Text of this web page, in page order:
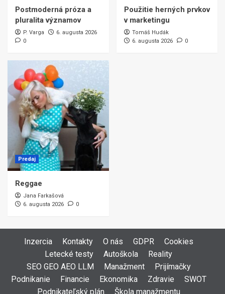
Postmoderná próza a
pluralita významov
P. Varga
6. augusta 2026
0
Použitie herných prvkov
v marketingu
Tomáš Hudák
6. augusta 2026
0
Predaj
Reggae
Jana Farkašová
6. augusta 2026
0
Inzercia Kontakty O nás GDPR
Cookies
Letecké testy
Autoškola
Reality
SEO GEO AEO LLM
Manažment
Prijímačky
Podnikanie
Financie Ekonomika Zdravie
SWOT
Podnikateľský plán
Škola manažmentu